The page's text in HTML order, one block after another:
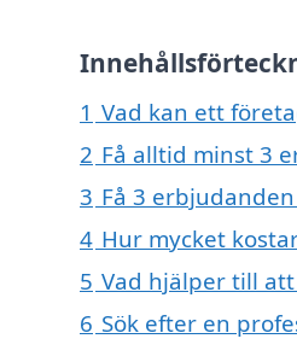
1 Vad kan ett
2 Få alltid minst 3
3 Få 3
4 Hur mycket
5 Vad hjälper till
6 Sök efter en